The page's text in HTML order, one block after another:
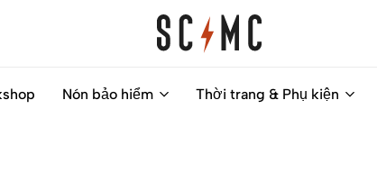
Classic
you
Nón bảo hiểm Thời trang & Phụ kiện